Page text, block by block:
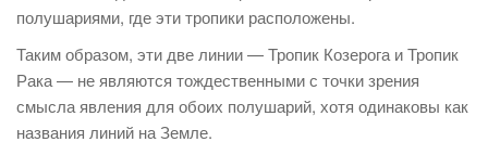
полушариями, где эти тропики расположены.
Таким образом, эти две линии — Тропик Козерога и Тропик
Рака — не являются тождественными с точки зрения
смысла явления для обоих полушарий, хотя одинаковы как
названия линий на Земле.